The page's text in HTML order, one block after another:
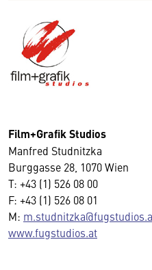
Film+Grafik Studios
Manfred Studnitzka
Burggasse 28, 1070 Wien
T: +43 (1) 526 08 00
F: +43 (1) 526 08 01
M:
www.fugstudios.at